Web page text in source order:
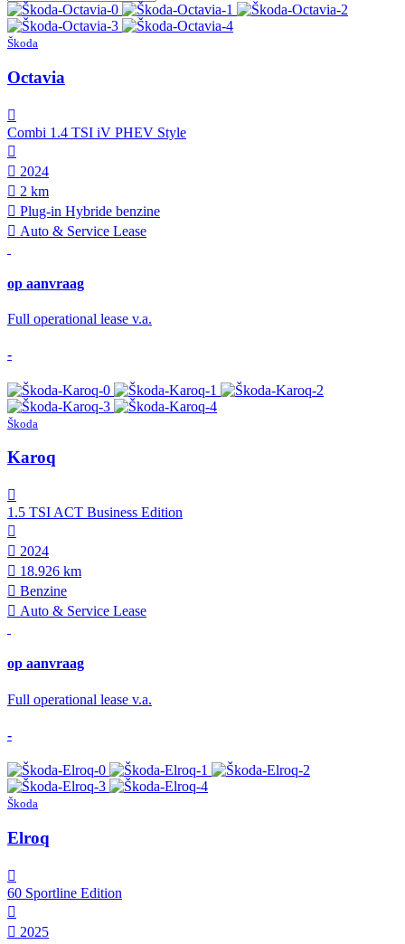
Škoda
Octavia
Combi 1.4 TSI iV PHEV Style
2024
2 km
Plug-in Hybride benzine
Auto & Service Lease
op aanvraag
Full operational lease v.a.
-
Škoda
Karoq
1.5 TSI ACT Business Edition
2024
18.926 km
Benzine
Auto & Service Lease
op aanvraag
Full operational lease v.a.
-
Škoda
Elroq
60 Sportline Edition
2025